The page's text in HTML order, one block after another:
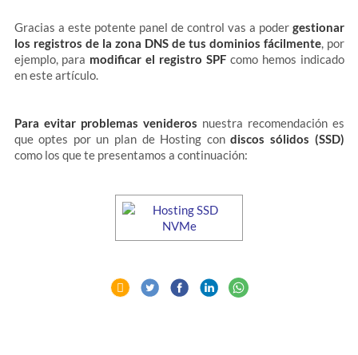
Gracias a este potente panel de control vas a poder gestionar
los registros de la zona DNS de tus dominios fácilmente, por
ejemplo, para modificar el registro SPFcomo hemos indicado
en este artículo.
Para evitar problemas venideros nuestra recomendación es
que optes por un plan de Hosting condiscos sólidos (SSD)
como los que te presentamos a continuación: